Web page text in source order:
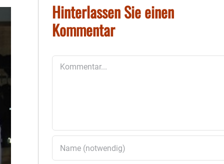
Hinterlassen Sie einen
Kommentar